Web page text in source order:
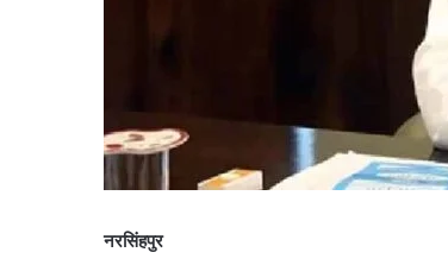
नरसिंहपुर